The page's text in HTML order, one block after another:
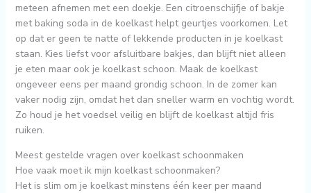
meteen afnemen met een doekje. Een citroenschijfje of bakje
met baking soda in de koelkast helpt geurtjes voorkomen. Let
op dat er geen te natte of lekkende producten in je koelkast
staan. Kies liefst voor afsluitbare bakjes, dan blijft niet alleen
je eten maar ook je koelkast schoon. Maak de koelkast
ongeveer eens per maand grondig schoon. In de zomer kan
vaker nodig zijn, omdat het dan sneller warm en vochtig wordt.
Zo houd je het voedsel veilig en blijft de koelkast altijd fris
ruiken.
Meest gestelde vragen over koelkast schoonmaken
Hoe vaak moet ik mijn koelkast schoonmaken?
Het is slim om je koelkast minstens één keer per maand